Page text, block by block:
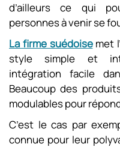
d’ailleurs ce qui
personnes à venir se
La firme suédoisemet
style simple et
intégration facile
Beaucoup des
modulables pour
C’est le cas par
connue pour leur